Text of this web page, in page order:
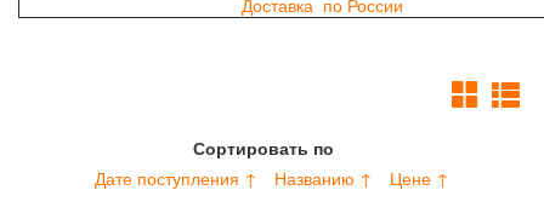
Доставка по России
Сортировать по
Дате поступления ↑
Названию ↑ Цене ↑